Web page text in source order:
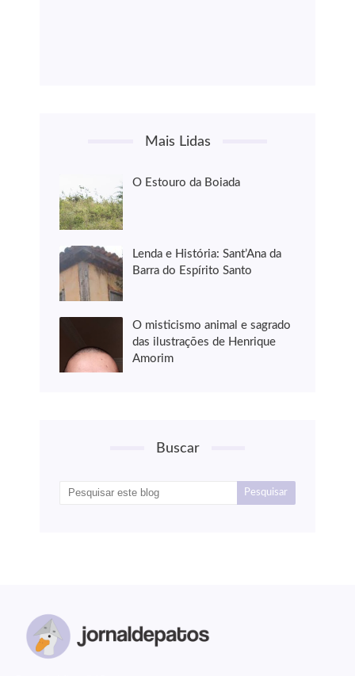
Mais Lidas
O Estouro da Boiada
Lenda e História: Sant’Ana da
Barra do Espírito Santo
O misticismo animal e sagrado
das ilustrações de Henrique
Amorim
Buscar